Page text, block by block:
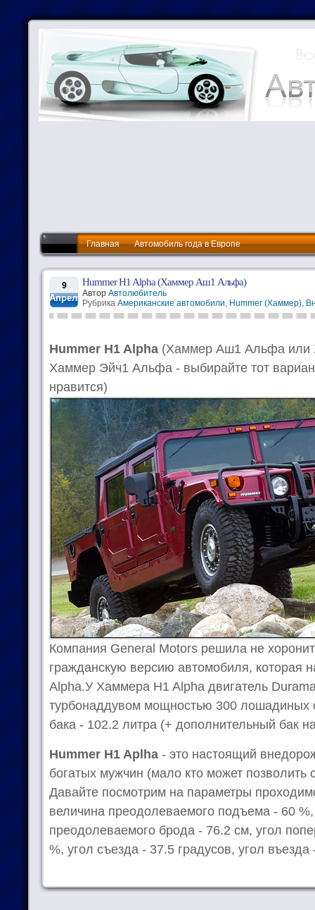
Главная Автомобиль года в Европе
9
Апрель
Hummer H1 Alpha (Хаммер Аш1 Альфа)
Автор Автолюбитель
Рубрика Американские автомобили, Hummer (Хаммер),
Hummer H1 Alpha (Хаммер Аш1 Альфа или
Хаммер Эйч1 Альфа - выбирайте тот
нравится)
Компания General Motors решила не
гражданскую версию автомобиля, которая
Alpha.У Хаммера H1 Alpha двигатель
турбонаддувом мощностью 300 лошадиных
бака - 102.2 литра (+ дополнительный бак
Hummer H1 Aplha - это настоящий
богатых мужчин (мало кто может
Давайте посмотрим на параметры
величина преодолеваемого подъема - 60
преодолеваемого брода - 76.2 см, угол
%, угол съезда - 37.5 градусов, угол